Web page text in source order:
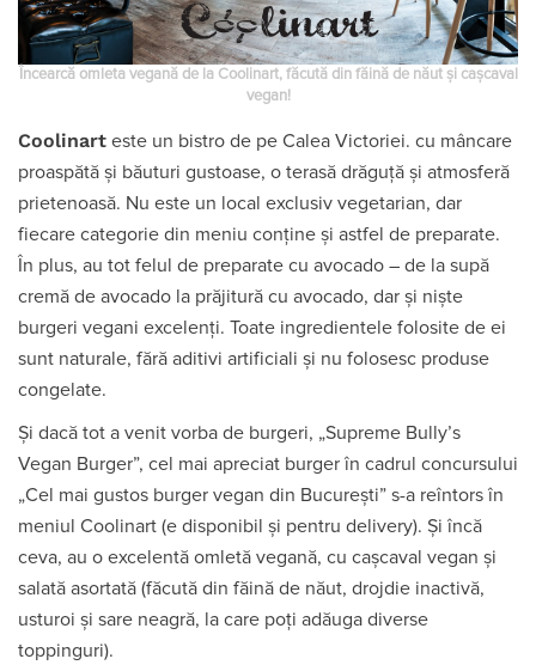
Încearcă omleta vegană de la Coolinart, făcută din făină de năut și cașcaval
vegan!
Coolinart este un bistro de pe Calea Victoriei. cu mâncare
proaspătă și băuturi gustoase, o terasă drăguță și atmosferă
prietenoasă. Nu este un local exclusiv vegetarian, dar
fiecare categorie din meniu conține și astfel de preparate.
În plus, au tot felul de preparate cu avocado – de la supă
cremă de avocado la prăjitură cu avocado, dar și niște
burgeri vegani excelenți. Toate ingredientele folosite de ei
sunt naturale, fără aditivi artificiali și nu folosesc produse
congelate.
Și dacă tot a venit vorba de burgeri, „Supreme Bully’s
Vegan Burger”, cel mai apreciat burger în cadrul concursului
„Cel mai gustos burger vegan din București” s-a reîntors în
meniul Coolinart (e disponibil și pentru delivery). Și încă
ceva, au o excelentă omletă vegană, cu cașcaval vegan și
salată asortată (făcută din făină de năut, drojdie inactivă,
usturoi și sare neagră, la care poți adăuga diverse
toppinguri).